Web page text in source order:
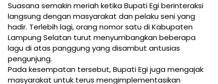
Suasana semakin meriah ketika Bupati Egi berinteraksi
langsung dengan masyarakat dan pelaku seni yang
hadir. Terlebih lagi, orang nomor satu di Kabupaten
Lampung Selatan turut menyumbangkan beberapa
lagu di atas panggung yang disambut antusias
pengunjung.
Pada kesempatan tersebut, Bupati Egi juga mengajak
masyarakat untuk terus mengimplementasikan